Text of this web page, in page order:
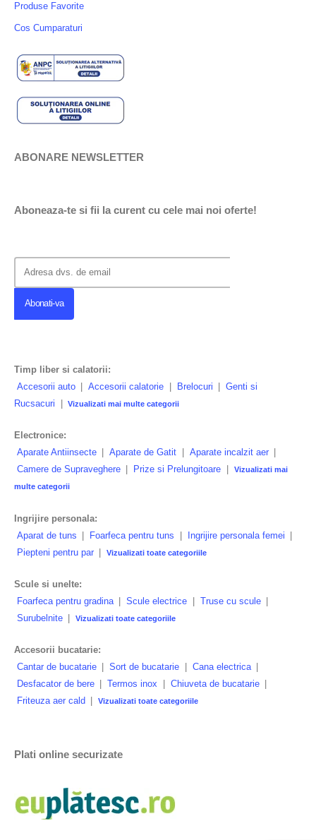
Produse Favorite
Cos Cumparaturi
ABONARE NEWSLETTER
Aboneaza-te si fii la curent cu cele mai noi oferte!
Timp liber si calatorii:
Accesorii auto
Accesorii calatorie Brelocuri
Genti si
Rucsacuri
Vizualizati mai multe categorii
Electronice:
Aparate Antiinsecte
Aparate de Gatit Aparate incalzit aer
Camere de Supraveghere
Prize si Prelungitoare
Vizualizati mai
multe categorii
Ingrijire personala:
Aparat de tuns | Foarfeca pentru tuns | Ingrijire personala femei |
Piepteni pentru par | Vizualizati toate categoriile
Scule si unelte:
Foarfeca pentru gradina
Scule electrice Truse cu scule
Surubelnite
Vizualizati toate categoriile
Accesorii bucatarie:
Cantar de bucatarie
Sort de bucatarie Cana electrica
Desfacator de bere
Termos inox Chiuveta de bucatarie
Friteuza aer cald
Vizualizati toate categoriile
Plati online securizate